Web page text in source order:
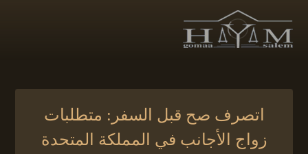
اتصرف صح قبل السفر: متطلبات
زواج الأجانب في المملكة المتحدة